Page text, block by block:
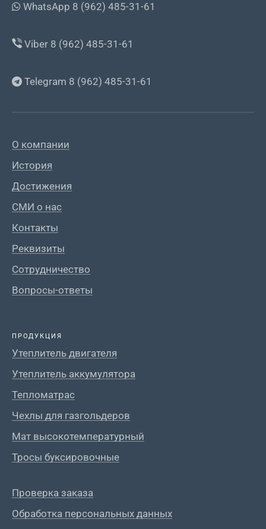
WhatsApp 8 (962) 485-31-61
Viber 8 (962) 485-31-61
Telegram 8 (962) 485-31-61
О компании
История
Достижения
СМИ о нас
Контакты
Реквизиты
Сотрудничество
Вопросы-ответы
ПРОДУКЦИЯ
Утеплитель двигателя
Утеплитель аккумулятора
Тепломатрас
Чехлы для газгольдеров
Мат высокотемпературный
Тросы буксировочные
Проверка заказа
Обработка персональных данных